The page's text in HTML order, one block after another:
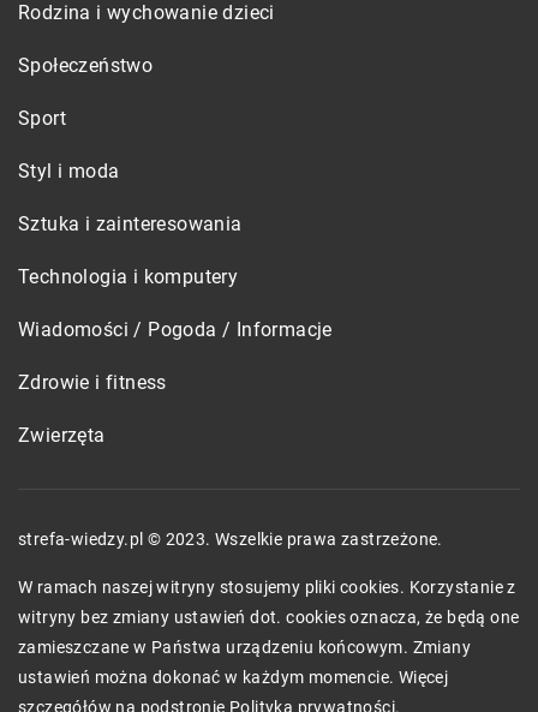
Rodzina i wychowanie dzieci
Społeczeństwo
Sport
Styl i moda
Sztuka i zainteresowania
Technologia i komputery
Wiadomości / Pogoda / Informacje
Zdrowie i fitness
Zwierzęta
strefa-wiedzy.pl © 2023. Wszelkie prawa zastrzeżone.
W ramach naszej witryny stosujemy pliki cookies. Korzystanie z
witryny bez zmiany ustawień dot. cookies oznacza, że będą one
zamieszczane w Państwa urządzeniu końcowym. Zmiany
ustawień można dokonać w każdym momencie. Więcej
szczegółów na podstronie Polityka prywatności.